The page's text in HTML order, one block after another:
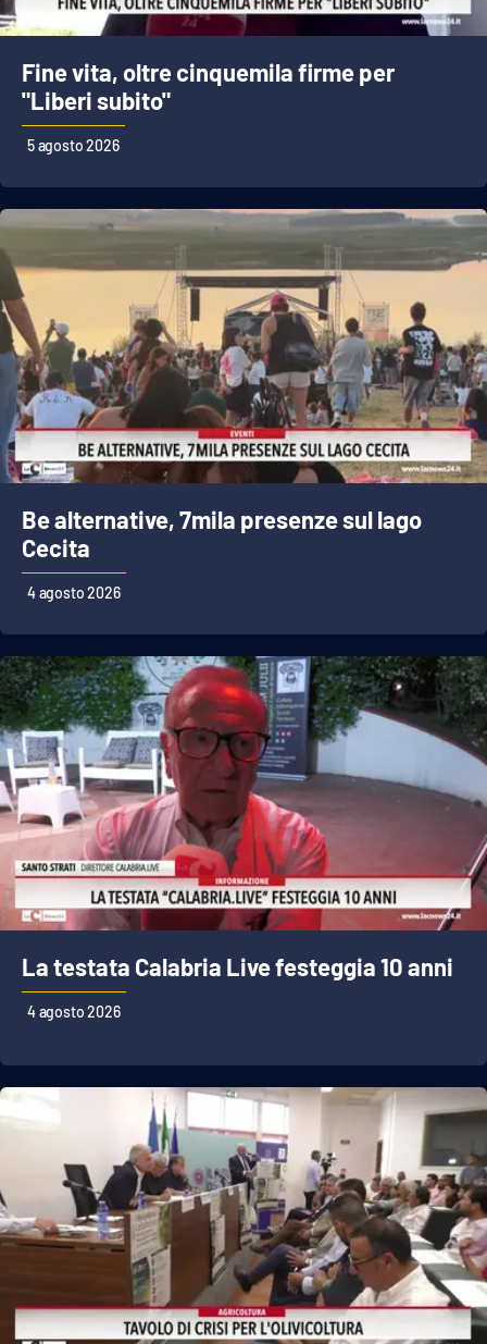
Fine vita, oltre cinquemila firme per
"Liberi subito"
5 agosto 2026
Be alternative, 7mila presenze sul lago
Cecita
4 agosto 2026
La testata Calabria Live festeggia 10 anni
4 agosto 2026